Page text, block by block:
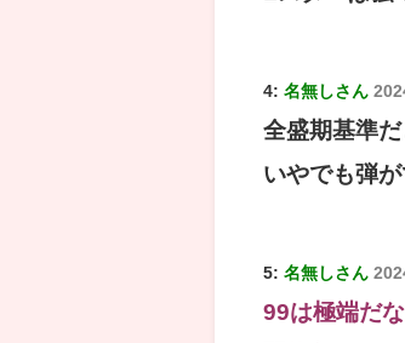
4: 名無しさん
全盛期基準
いやでも弾
5: 名無しさん
99は極端だな